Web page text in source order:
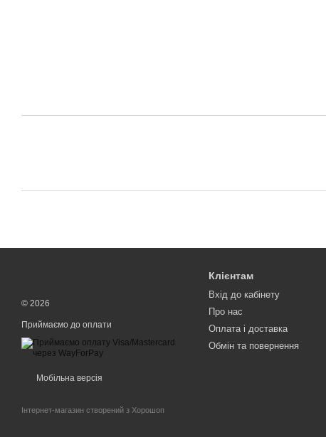
© 2026
Приймаємо до оплати
Мобільна версія
Інтернет-магазин створений з Хорошоп
Клієнтам
Вхід до кабінету
Про нас
Оплата і доставка
Обмін та повернення